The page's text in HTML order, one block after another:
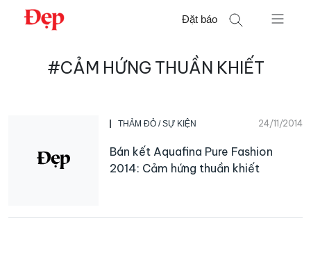
Chuyển
Đặt báo
#CẢM HỨNG THUẦN KHIẾT
THẢM ĐỎ / SỰ KIỆN 24/11/2014
Bán kết Aquafina Pure Fashion
2014: Cảm hứng thuần khiết